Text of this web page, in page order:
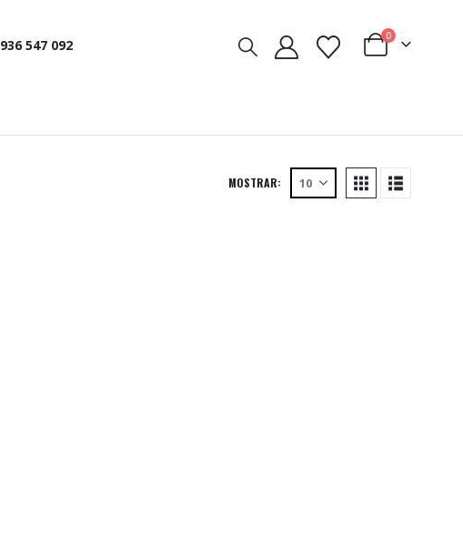
936 547 092
0
MOSTRAR: